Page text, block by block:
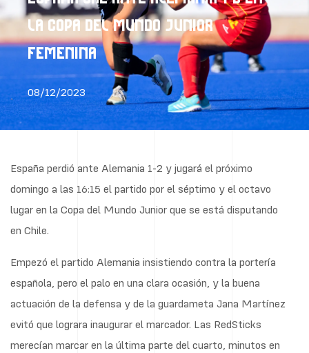
LA COPA DEL MUNDO JUNIOR
FEMENINA
08/12/2023
España perdió ante Alemania 1-2 y jugará el próximo
domingo a las 16:15 el partido por el séptimo y el octavo
lugar en la Copa del Mundo Junior que se está disputando
en Chile.
Empezó el partido Alemania insistiendo contra la portería
española, pero el palo en una clara ocasión, y la buena
actuación de la defensa y de la guardameta Jana Martínez
evitó que lograra inaugurar el marcador. Las RedSticks
merecían marcar en la última parte del cuarto, minutos en